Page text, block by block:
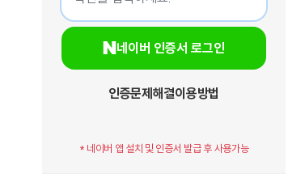
네이버 인증서 로그인
인증문제해결이용방법
* 네이버 앱 설치 및 인증서 발급 후 사용가능